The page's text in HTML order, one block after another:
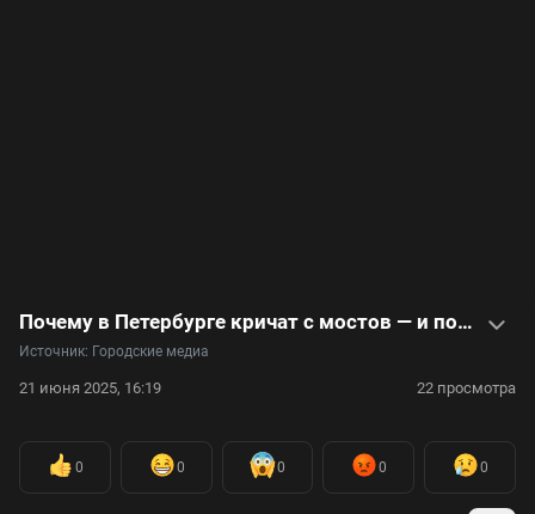
Почему в Петербурге кричат с мостов — и почему это не нравится властям. Громкое видео
Источник: Городские медиа
21 июня 2025, 16:19 22 просмотра
0 0 0 0 0